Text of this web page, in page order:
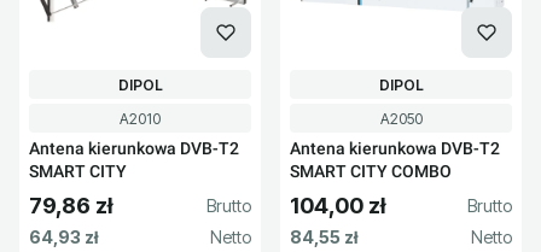
Kod produktu
A2010
Antena kierunkowa DVB-T2
SMART CITY
PRODUCENT
DIPOL
Cena brutto
79,86 zł
Cena netto
64,93 zł
Kod produktu
A2050
Antena kierunkowa DVB-T2
SMART CITY COMBO
PRODUCENT
DIPOL
Cena brutto
104,00 zł
Cena netto
84,55 zł